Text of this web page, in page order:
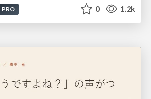
PRO 0 1.2k